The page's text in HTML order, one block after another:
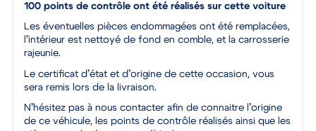
100 points de contrôle ont été réalisés sur cette voiture
Les éventuelles pièces endommagées ont été remplacées,
l’intérieur est nettoyé de fond en comble, et la carrosserie
rajeunie.
Le certificat d’état et d’origine de cette occasion, vous
sera remis lors de la livraison.
N’hésitez pas à nous contacter afin de connaitre l’origine
de ce véhicule, les points de contrôle réalisés ainsi que les